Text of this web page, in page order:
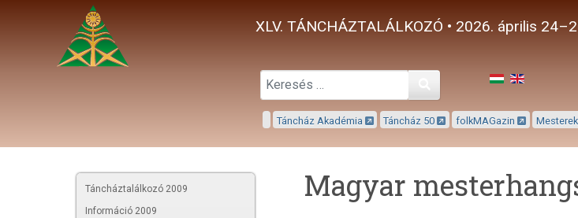
XLV. TÁNCHÁZTALÁLKOZÓ • 2026. április
Keresés
Táncház Akadémia Táncház 50 folkMAGazin Mesterek
Táncháztalálkozó 2009
Információ 2009
Magyar